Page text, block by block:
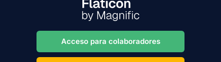
Acceso para colaboradores